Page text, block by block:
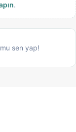
.
sen yap!